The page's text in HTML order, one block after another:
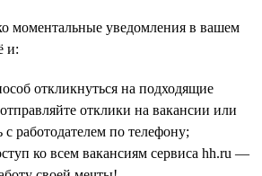
моментальные уведомления в вашем
и:
откликнуться на подходящие
отклики на вакансии или
с работодателем по телефону;
ко всем вакансиям сервиса hh.ru —